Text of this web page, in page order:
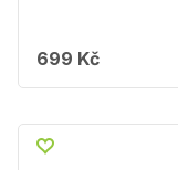
699 Kč